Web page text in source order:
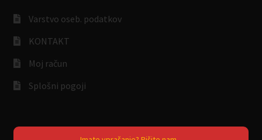
Varstvo oseb. podatkov
KONTAKT
Moj račun
Splošni pogoji